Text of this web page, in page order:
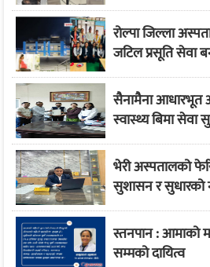
रोल्पा जिल्ला
जटिल प्रसूति सेवा
सैनामैना आधारभूत
स्वास्थ्य बिमा सेवा
भेरी अस्पतालको
सुशासन र सुधारको
स्तनपान : आमाको
सम्मको दायित्व